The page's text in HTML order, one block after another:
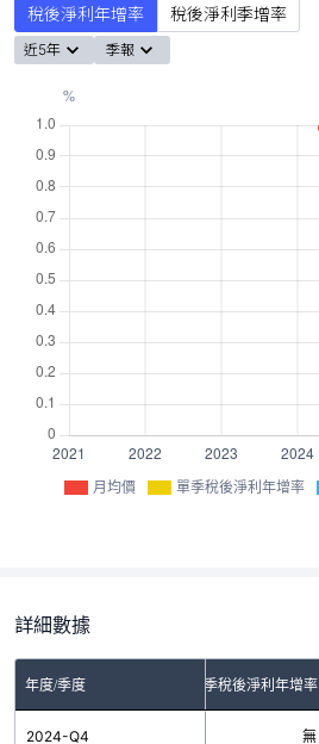
稅後淨利年增率 稅後淨利季增率
近5年 季報
月均價 單季稅後淨利年增率
詳細數據
年度/季度 單季稅後淨利年增率
2024-Q4 無